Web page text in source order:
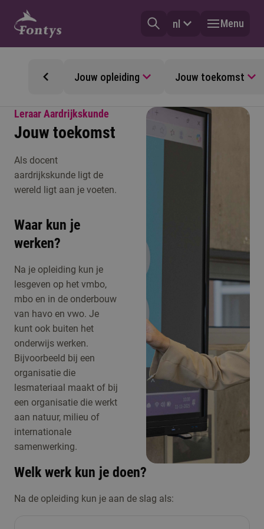
nl Menu
Jouw opleiding Jouw toekomst
Leraar Aardrijkskunde
Jouw toekomst
Als docent
aardrijkskunde ligt de
wereld ligt aan je voeten.
Waar kun je
werken?
Na je opleiding kun je
lesgeven op het vmbo,
mbo en in de onderbouw
van havo en vwo. Je
kunt ook buiten het
onderwijs werken.
Bijvoorbeeld bij een
organisatie die
lesmateriaal maakt of bij
een organisatie die werkt
aan natuur, milieu of
internationale
samenwerking.
Welk werk kun je doen?
Na de opleiding kun je aan de slag als: